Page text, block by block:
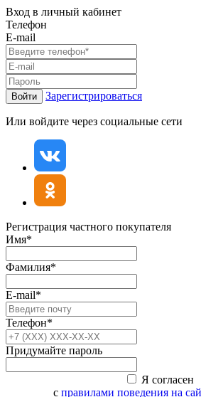
Вход в личный кабинет
Телефон
E-mail
Войти Зарегистрироваться
Или войдите через социальные сети
Регистрация частного покупателя
Имя*
Фамилия*
E-mail*
Телефон*
Придумайте пароль
Я согласен
с правилами поведения на